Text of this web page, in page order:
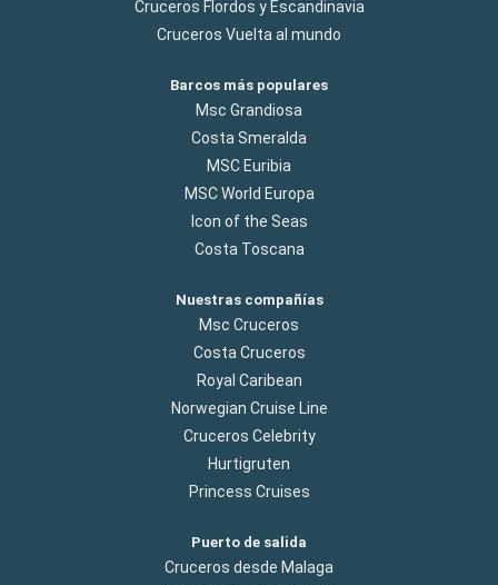
Cruceros Flordos y Escandinavia
Cruceros Vuelta al mundo
Barcos más populares
Msc Grandiosa
Costa Smeralda
MSC Euribia
MSC World Europa
Icon of the Seas
Costa Toscana
Nuestras compañías
Msc Cruceros
Costa Cruceros
Royal Caribean
Norwegian Cruise Line
Cruceros Celebrity
Hurtigruten
Princess Cruises
Puerto de salida
Cruceros desde Malaga